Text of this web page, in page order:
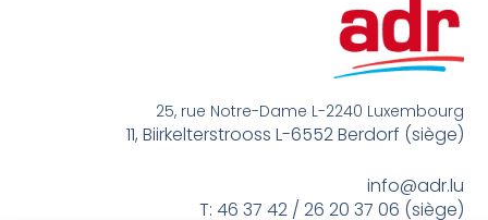
25, rue Notre-Dame L-2240 Luxembourg
11, Biirkelterstrooss L-6552 Berdorf (siège)
info@adr.lu
T: 46 37 42 / 26 20 37 06 (siège)